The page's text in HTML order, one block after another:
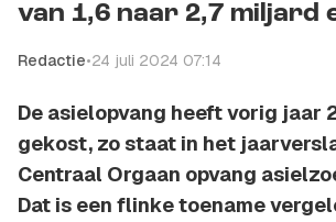
van 1,6 naar 2,7 miljard
Redactie•24 juli 2024 07:14
De asielopvang heeft vorig jaar
gekost, zo staat in het
Centraal Orgaan opvang
Dat is een flinke toename